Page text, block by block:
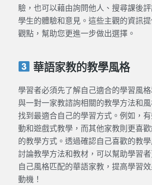
驗，也可以藉由詢問他人、搜尋課後
學生的體驗和意見。這些主觀的資訊
觀點，幫助您更進一步做出選擇。
華語家教的教學風格
學習者必須先了解自己適合的學習風
與一對一家教諮詢相關的教學方法和
找到最適合自己的學習方式。例如，
動和遊戲式教學，而其他家教則更喜
的教學方式。透過確認自己喜歡的教
討論教學方法和教材，可以幫助學習
自己風格匹配的華語家教，提高學習
動機！